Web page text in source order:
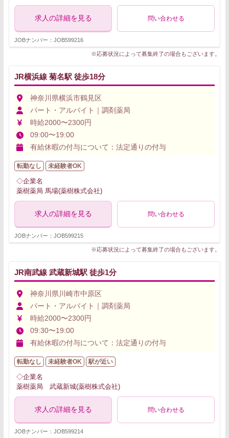
求人の詳細を見る 問い合わせる
JOBナンバー：JOB599216
※応募状況によって募集終了の場合もございます。
JR横浜線 菊名駅 徒歩18分
神奈川県横浜市鶴見区
パート・アルバイト｜調剤薬局
時給2000〜2300円
09:00〜19:00
有給休暇の付与について：法定通りの付与
転勤なし 未経験者OK
◇企業名
薬樹薬局 馬場(薬樹株式会社)
求人の詳細を見る 問い合わせる
JOBナンバー：JOB599215
※応募状況によって募集終了の場合もございます。
JR南武線 武蔵新城駅 徒歩1分
神奈川県川崎市中原区
パート・アルバイト｜調剤薬局
時給2000〜2300円
09:30〜19:00
有給休暇の付与について：法定通りの付与
転勤なし 未経験者OK 駅が近い
◇企業名
薬樹薬局 武蔵新城(薬樹株式会社)
求人の詳細を見る 問い合わせる
JOBナンバー：JOB599214